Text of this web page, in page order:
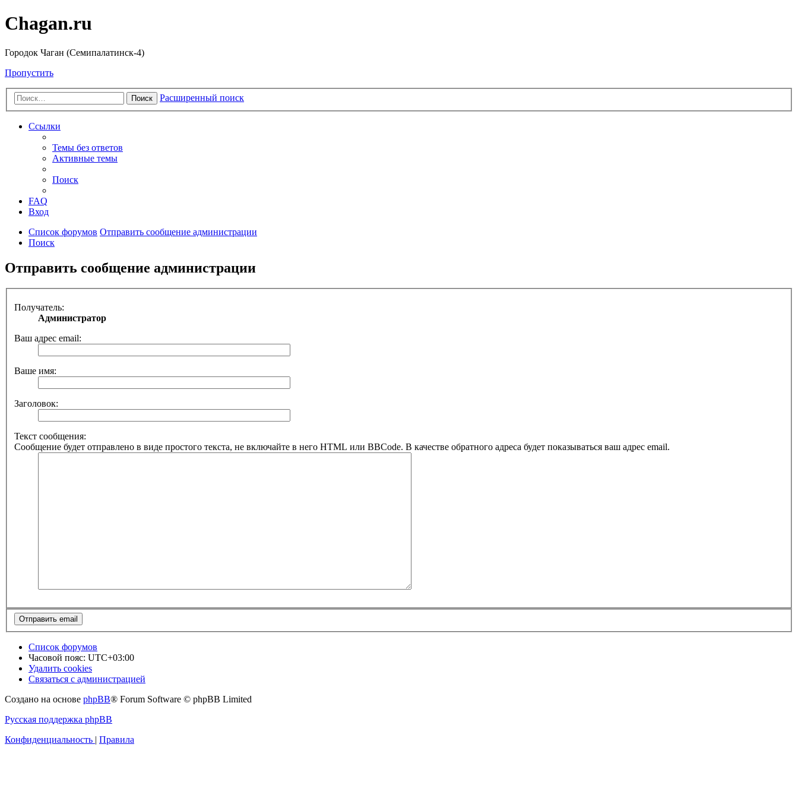
Chagan.ru
Городок Чаган (Семипалатинск-4)
Пропустить
Поиск Расширенный поиск
Ссылки
Темы без ответов
Активные темы
Поиск
FAQ
Вход
Список форумов Отправить сообщение администрации
Поиск
Отправить сообщение администрации
Получатель:
Администратор
Ваш адрес email:
Ваше имя:
Заголовок:
Текст сообщения:
Сообщение будет отправлено в виде простого текста, не включайте в него HTML или BBCode. В качестве обратного адреса будет показываться ваш адрес email.
Список форумов
Часовой пояс: UTC+03:00
Удалить cookies
Связаться с администрацией
Создано на основе phpBB® Forum Software © phpBB Limited
Русская поддержка phpBB
Конфиденциальность
Правила